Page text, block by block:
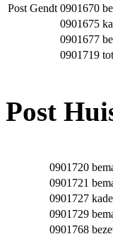
Post Gendt 0901670
0901675
0901677
0901719
Post
0901720
0901721
0901727
0901729
0901768